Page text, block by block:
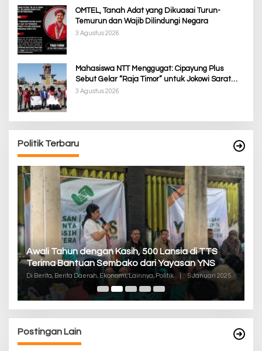
OMTEL, Tanah Adat yang Dikuasai Turun-
Temurun dan Wajib Dilindungi Negara
3 Agustus 2026
Mahasiswa NTT Menggugat: Cipayung Plus
Sebut Gelar “Raja Timor” untuk Jokowi Sarat
Kepentingan Politik
3 Agustus 2026
Politik Terbaru
Awali Tahun dengan Kasih, 500 Lansia di TTS
Terima Bantuan Sembako dari Yayasan YNS
Di Berita, Berita Daerah, Ekonomi, Lainnya, Politik 5 Januari 2025
Postingan Lain